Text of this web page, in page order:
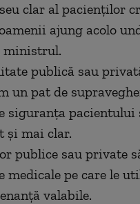
clar al pacienţilor
ajung acolo
ministrul.
publică sau
un pat de
siguranţa
şi mai clar.
publice sau private
pe care le
valabile.